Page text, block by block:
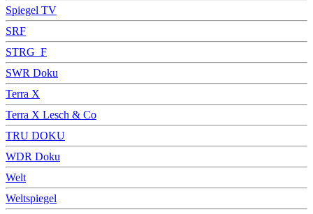
Spiegel TV
SRF
STRG_F
SWR Doku
Terra X
Terra X Lesch & Co
TRU DOKU
WDR Doku
Welt
Weltspiegel